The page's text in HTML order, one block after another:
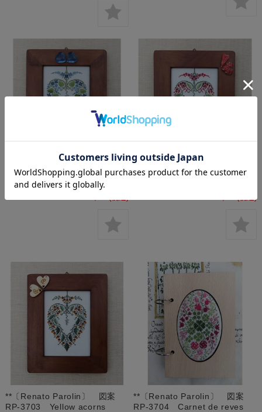
**〔Renato Parolin〕 図案
RP-3701 Blue flowers
**〔Renato Parolin〕 図案
(税込)
**〔Renato Parolin〕 図案
RP-3703 Yellow acorns
**〔Renato Parolin〕 図案
RP-3704 Carnet de reves